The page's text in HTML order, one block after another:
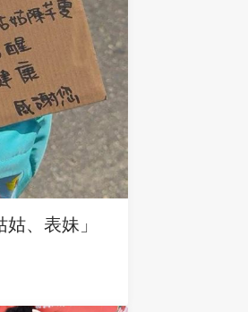
姑、表妹」